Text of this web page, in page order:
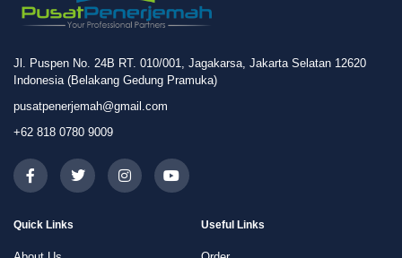
Jl. Puspen No. 24B RT. 010/001, Jagakarsa, Jakarta Selatan 12620
Indonesia (Belakang Gedung Pramuka)
pusatpenerjemah@gmail.com
+62 818 0780 9009
Quick Links Useful Links